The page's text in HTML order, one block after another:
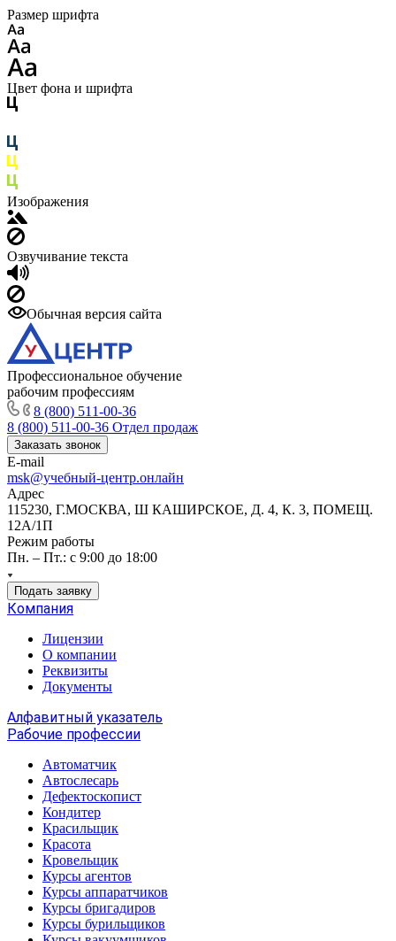
Размер шрифта
Цвет фона и шрифта
Изображения
Озвучивание текста
Обычная версия сайта
Профессиональное обучение
рабочим профессиям
8 (800) 511-00-36
8 (800) 511-00-36 Отдел продаж
Заказать звонок
E-mail
msk@учебный-центр.онлайн
Адрес
115230, Г.МОСКВА, Ш КАШИРСКОЕ, Д. 4, К. 3, ПОМЕЩ.
12А/1П
Режим работы
Пн. – Пт.: с 9:00 до 18:00
Подать заявку
Компания
Лицензии
О компании
Реквизиты
Документы
Алфавитный указатель
Рабочие профессии
Автоматчик
Автослесарь
Дефектоскопист
Кондитер
Красильщик
Красота
Кровельщик
Курсы агентов
Курсы аппаратчиков
Курсы бригадиров
Курсы бурильщиков